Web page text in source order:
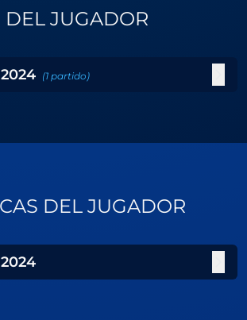
DEL JUGADOR
2024 (1 partido)
DEL JUGADOR
2024